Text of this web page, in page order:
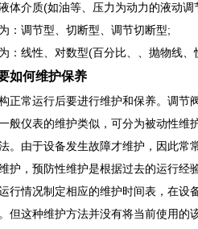
体介质(如油等、压力为动力的液动调
：调节型、切断型、调节切断型;
：线性、对数型(百分比、、抛物线、
如何维护保养
正常运行后要进行维护和保养。调节
般仪表的维护类似，可分为被动性
。由于设备发生故障才维护，因此
护，预防性维护是根据过去的运行
行情况制定相应的维护时间表，在
但这种维护方法并没有将当前使用